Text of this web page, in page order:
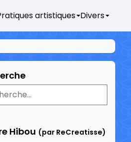
artistiques Divers
Hibou (par ReCreatisse)